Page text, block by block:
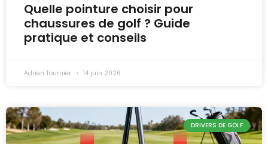
Quelle pointure choisir pour
chaussures de golf ? Guide
pratique et conseils
Adrien Tournier 14 juin 2026
DRIVERS DE GOLF